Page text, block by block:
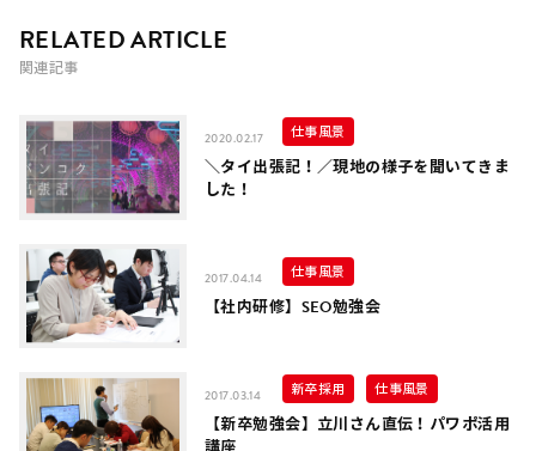
RELATED ARTICLE
関連記事
2020.02.17 仕事風景
＼タイ出張記！／現地の様子を聞いてきま
した！
2017.04.14 仕事風景
【社内研修】SEO勉強会
2017.03.14 新卒採用 仕事風景
【新卒勉強会】立川さん直伝！パワポ活用